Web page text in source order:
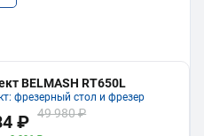
BELMASH RT650L
фрезерный стол и фрезер
₽ 49 980 ₽